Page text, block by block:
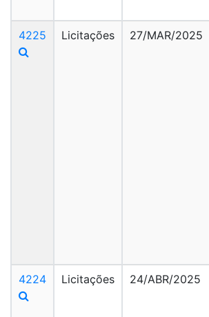
4225 Licitações 27/MAR/2025
4224 Licitações 24/ABR/2025